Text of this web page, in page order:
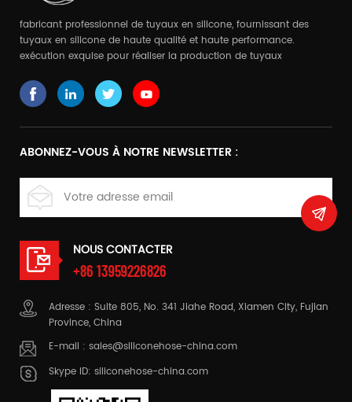
fabricant professionnel de tuyaux en silicone, fournissant des
tuyaux en silicone de haute qualité et haute performance.
exécution exquise pour réaliser la production de tuyaux
ABONNEZ-VOUS À NOTRE NEWSLETTER :
NOUS CONTACTER
+86 13959226826
Adresse : Suite 805, No. 341 Jiahe Road, Xiamen City, Fujian
Province, China
E-mail : sales@siliconehose-china.com
Skype ID: siliconehose-china.com